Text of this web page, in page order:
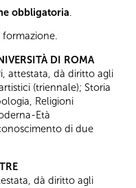
obbligatoria.
formazione.
DI ROMA
attestata, dà diritto agli
(triennale); Storia
Religioni
Età
di due
dà diritto agli